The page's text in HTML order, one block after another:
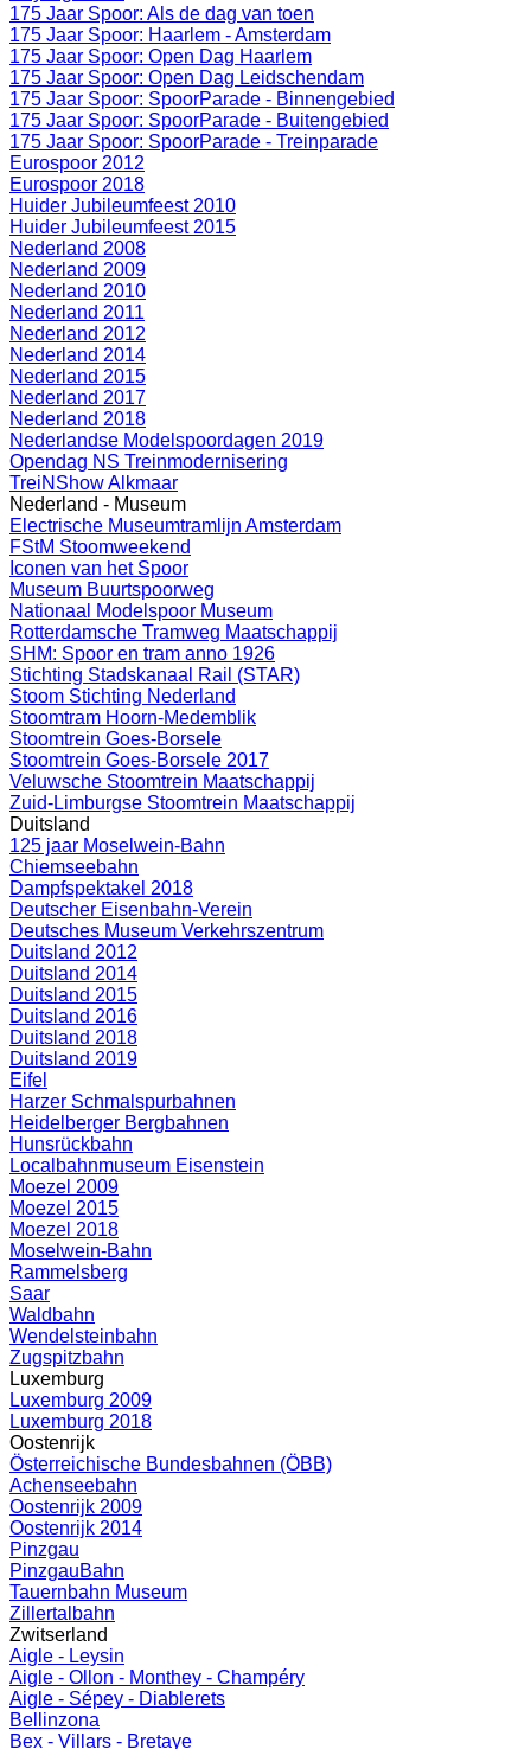
175 Jaar Spoor: Als de dag van toen
175 Jaar Spoor: Haarlem - Amsterdam
175 Jaar Spoor: Open Dag Haarlem
175 Jaar Spoor: Open Dag Leidschendam
175 Jaar Spoor: SpoorParade - Binnengebied
175 Jaar Spoor: SpoorParade - Buitengebied
175 Jaar Spoor: SpoorParade - Treinparade
Eurospoor 2012
Eurospoor 2018
Huider Jubileumfeest 2010
Huider Jubileumfeest 2015
Nederland 2008
Nederland 2009
Nederland 2010
Nederland 2011
Nederland 2012
Nederland 2014
Nederland 2015
Nederland 2017
Nederland 2018
Nederlandse Modelspoordagen 2019
Opendag NS Treinmodernisering
TreiNShow Alkmaar
Nederland - Museum
Electrische Museumtramlijn Amsterdam
FStM Stoomweekend
Iconen van het Spoor
Museum Buurtspoorweg
Nationaal Modelspoor Museum
Rotterdamsche Tramweg Maatschappij
SHM: Spoor en tram anno 1926
Stichting Stadskanaal Rail (STAR)
Stoom Stichting Nederland
Stoomtram Hoorn-Medemblik
Stoomtrein Goes-Borsele
Stoomtrein Goes-Borsele 2017
Veluwsche Stoomtrein Maatschappij
Zuid-Limburgse Stoomtrein Maatschappij
Duitsland
125 jaar Moselwein-Bahn
Chiemseebahn
Dampfspektakel 2018
Deutscher Eisenbahn-Verein
Deutsches Museum Verkehrszentrum
Duitsland 2012
Duitsland 2014
Duitsland 2015
Duitsland 2016
Duitsland 2018
Duitsland 2019
Eifel
Harzer Schmalspurbahnen
Heidelberger Bergbahnen
Hunsrückbahn
Localbahnmuseum Eisenstein
Moezel 2009
Moezel 2015
Moezel 2018
Moselwein-Bahn
Rammelsberg
Saar
Waldbahn
Wendelsteinbahn
Zugspitzbahn
Luxemburg
Luxemburg 2009
Luxemburg 2018
Oostenrijk
Österreichische Bundesbahnen (ÖBB)
Achenseebahn
Oostenrijk 2009
Oostenrijk 2014
Pinzgau
PinzgauBahn
Tauernbahn Museum
Zillertalbahn
Zwitserland
Aigle - Leysin
Aigle - Ollon - Monthey - Champéry
Aigle - Sépey - Diablerets
Bellinzona
Bex - Villars - Bretaye